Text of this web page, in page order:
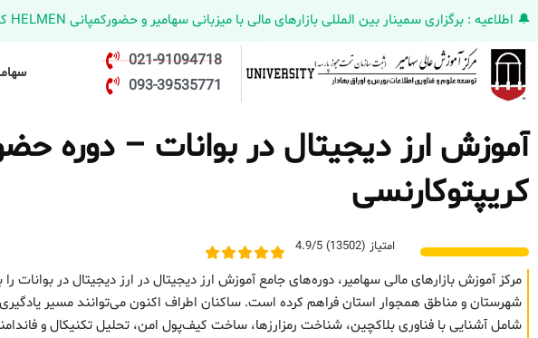
🔔 اطلاعیه : برگزاری سمینار بین المللی بازارهای مالی با میزبانی سهامیر و حضورکمپانی HELMEN کانادا و مدیر ارشد FINESENCE اتریش
021-91094718
093-39535771
آموزش ارز دیجیتال در بوانات – دوره
کریپتوکارنسی
امتیاز (13502) 4.9/5
مرکز آموزش بازارهای مالی سهامیر، دوره‌های جامع آموزش ارز دیجیتال در ارز دیجیتال در بوانات
شهرستان و مناطق همجوار استان فراهم کرده است. ساکنان اطراف اکنون می‌توانند مسیر یادگیری
شامل آشنایی با فناوری بلاکچین، شناخت رمزارزها، ساخت کیف‌پول امن، تحلیل تکنیکال و